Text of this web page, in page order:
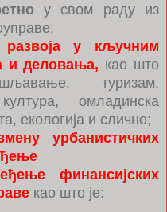
у свом раду из
у кључним
и деловања, као што
туризам,
омладинска
екологија и слично;
урбанистичких
финансијских
као што је: